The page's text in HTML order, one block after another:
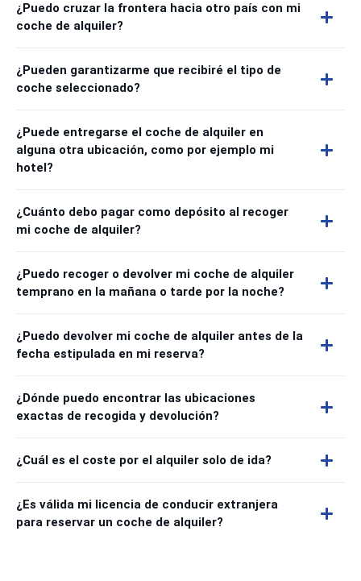
¿Puedo cruzar la frontera hacia otro país con mi
coche de alquiler?
¿Pueden garantizarme que recibiré el tipo de
coche seleccionado?
¿Puede entregarse el coche de alquiler en
alguna otra ubicación, como por ejemplo mi
hotel?
¿Cuánto debo pagar como depósito al recoger
mi coche de alquiler?
¿Puedo recoger o devolver mi coche de alquiler
temprano en la mañana o tarde por la noche?
¿Puedo devolver mi coche de alquiler antes de la
fecha estipulada en mi reserva?
¿Dónde puedo encontrar las ubicaciones
exactas de recogida y devolución?
¿Cuál es el coste por el alquiler solo de ida?
¿Es válida mi licencia de conducir extranjera
para reservar un coche de alquiler?